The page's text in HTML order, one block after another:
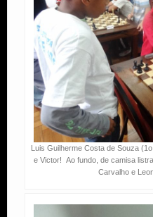
Luis Guilherme Costa de Souza
e Victor! Ao fundo, de camisa
Carvalho e